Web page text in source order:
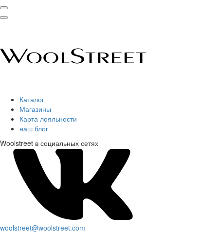
Каталог
Магазины
Карта лояльности
наш блог
Woolstreet в социальных сетях
woolstreet@woolstreet.com